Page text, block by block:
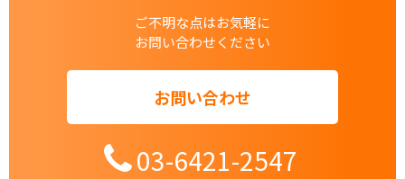
ご不明な点はお気軽に
お問い合わせください
お問い合わせ
03-6421-2547